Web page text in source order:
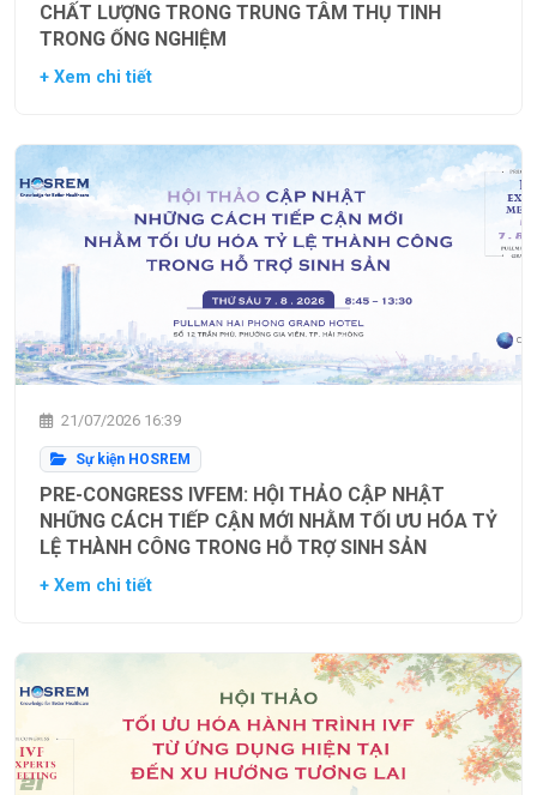
CHẤT LƯỢNG TRONG TRUNG TÂM THỤ TINH
TRONG ỐNG NGHIỆM
+ Xem chi tiết
21/07/2026 16:39
Sự kiện HOSREM
PRE-CONGRESS IVFEM: HỘI THẢO CẬP NHẬT
NHỮNG CÁCH TIẾP CẬN MỚI NHẰM TỐI ƯU HÓA TỶ
LỆ THÀNH CÔNG TRONG HỖ TRỢ SINH SẢN
+ Xem chi tiết